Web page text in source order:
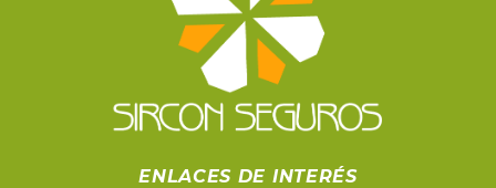
ENLACES DE INTERÉS